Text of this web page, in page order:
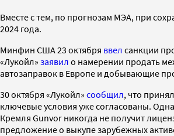
Вместе с тем, по прогнозам МЭА, при
2024 года.
Минфин США 23 октября ввел санкции
«Лукойл» заявил о намерении продать
автозаправок в Европе и добывающие
30 октября «Лукойл» сообщил, что
ключевые условия уже согласованы.
Кремля Gunvor никогда не получит
предложение о выкупе зарубежных